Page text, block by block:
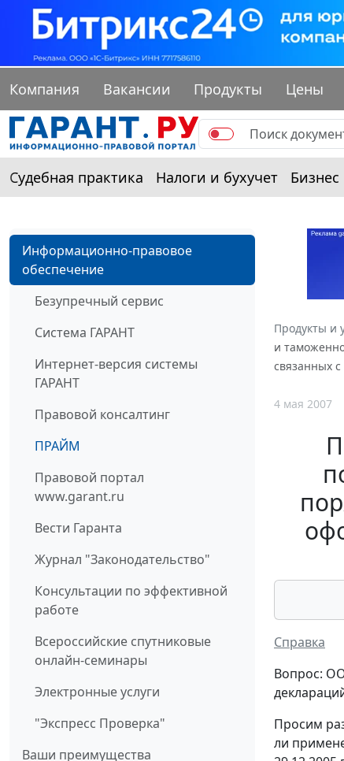
Компания Вакансии Продукты Цены
Судебная практика Налоги и бухучет Бизнес
Информационно-правовое
обеспечение
Безупречный сервис
Система ГАРАНТ
Интернет-версия системы
ГАРАНТ
Правовой консалтинг
ПРАЙМ
Правовой портал
www.garant.ru
Вести Гаранта
Журнал "Законодательство"
Консультации по эффективной
работе
Всероссийские спутниковые
онлайн-семинары
Электронные услуги
"Экспресс Проверка"
Ваши преимущества
Продукты и
и
связанных
4 мая 2007
Справка
Вопрос:
Просим
ли